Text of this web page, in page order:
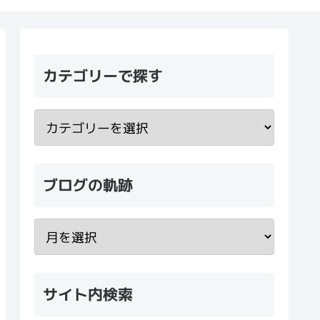
カテゴリーで探す
ブログの軌跡
サイト内検索